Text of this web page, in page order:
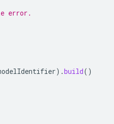
error.
).build()